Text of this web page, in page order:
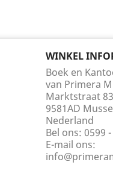
WINKEL
Boek en
van Primera
Marktstraat 83
9581AD
Nederland
Bel ons: 0599
E-mail ons: